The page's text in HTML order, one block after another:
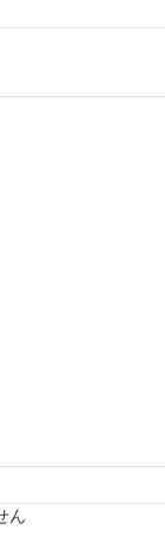
す。
ん